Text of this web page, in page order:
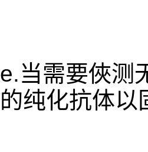
e.当需要俠测
的纯化抗体以